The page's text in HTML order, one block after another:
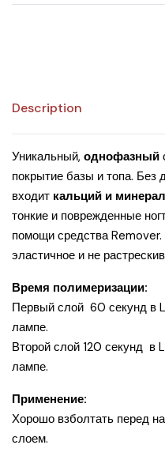
Description
Уникальный, однофазный
покрытие базы и топа. Без
входит кальций и
тонкие и поврежденные
помощи средства
эластичное и не
Время полимеризации:
Первый слой 60 секунд в
лампе.
Второй слой 120 секунд
лампе.
Применение:
Хорошо взболтать перед
слоем.